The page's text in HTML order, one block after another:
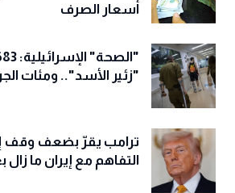
أسعار الصرف
"زئير الأسد".. ومئات
ترامب يقرّ بضعف وقف
التفاهم مع إيران ما زال